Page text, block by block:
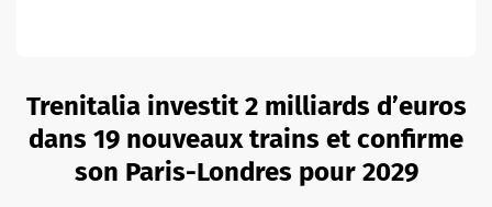
Trenitalia investit 2 milliards d’euros
dans 19 nouveaux trains et confirme
son Paris-Londres pour 2029